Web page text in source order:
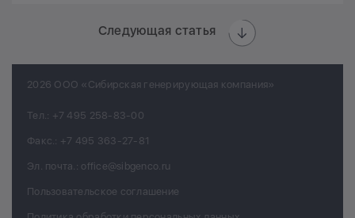
Следующая статья
2026 ООО «Сибирская генерирующая компания»
Тел.: +7 495 258-83-00
Факс.: +7 495 363-27-81
Эл. почта.: office@sibgenco.ru
Пользовательское соглашение